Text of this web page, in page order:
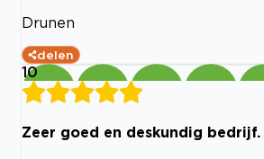
Drunen
delen
10
Zeer goed en deskundig bedrijf.